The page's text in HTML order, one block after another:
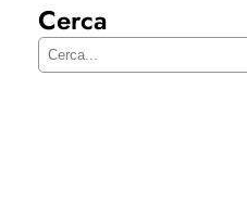
Cerca
C